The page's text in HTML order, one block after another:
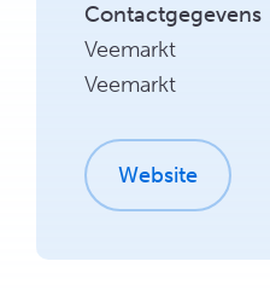
Contactgegevens
Veemarkt
Veemarkt
Website